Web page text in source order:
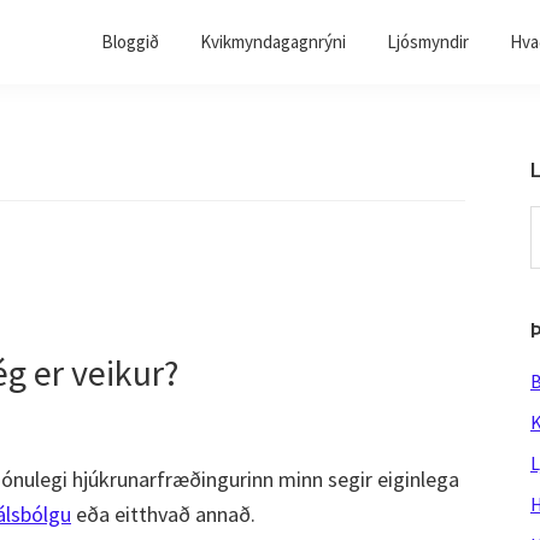
Bloggið Kvikmyndagagnrýni Ljósmyndir
er veikur?
hjúkrunarfræðingurinn minn segir eiginlega
eða eitthvað annað.